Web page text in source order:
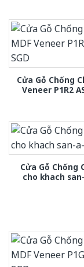
Cửa Gỗ Chống
Veneer P1R2
Cửa Gỗ Chống
cho khach